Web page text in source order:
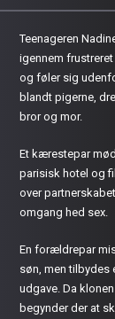
Teenageren
igennem
og føler sig
blandt pigerne,
bror og mor.
Et kærestepar
parisisk hotel og
over
omgang hed sex.
En forældrepar
søn, men tilbydes
udgave. Da klonen
begynder der at